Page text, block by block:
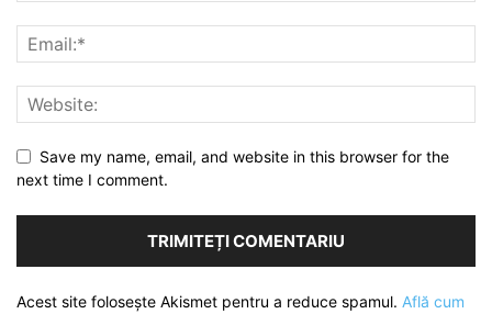
Save my name, email, and website in this browser for the
next time I comment.
Acest site folosește Akismet pentru a reduce spamul. Află cum